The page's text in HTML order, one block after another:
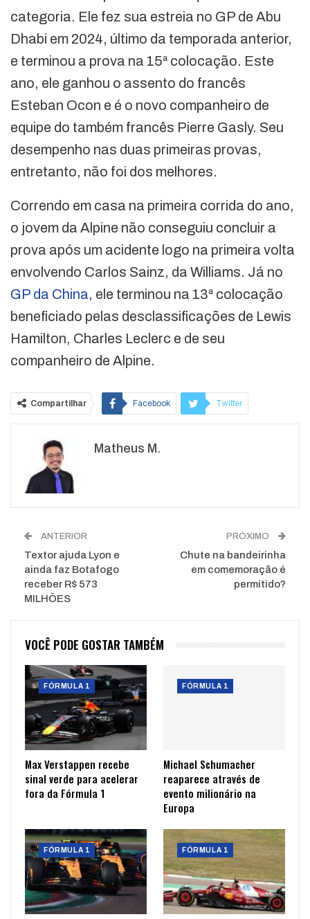
categoria. Ele fez sua estreia no GP de Abu
Dhabi em 2024, último da temporada anterior,
e terminou a prova na 15ª colocação. Este
ano, ele ganhou o assento do francês
Esteban Ocon e é o novo companheiro de
equipe do também francês Pierre Gasly. Seu
desempenho nas duas primeiras provas,
entretanto, não foi dos melhores.
Correndo em casa na primeira corrida do ano,
o jovem da Alpine não conseguiu concluir a
prova após um acidente logo na primeira volta
envolvendo Carlos Sainz, da Williams. Já no
GP da China, ele terminou na 13ª colocação
beneficiado pelas desclassificações de Lewis
Hamilton, Charles Leclerc e de seu
companheiro de Alpine.
Compartilhar Facebook Twitter
WhatsApp
Matheus M.
ANTERIOR
Textor ajuda Lyon e
ainda faz Botafogo
receber R$ 573
MILHÕES
PRÓXIMO
Chute na bandeirinha
em comemoração é
permitido?
VOCÊ PODE GOSTAR TAMBÉM
FÓRMULA 1
Max Verstappen recebe
sinal verde para acelerar
fora da Fórmula 1
FÓRMULA 1
Michael Schumacher
reaparece através de
evento milionário na
Europa
FÓRMULA 1 FÓRMULA 1